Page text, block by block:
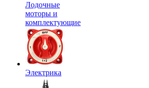
Лодочные
моторы и
комплектующие
Электрика